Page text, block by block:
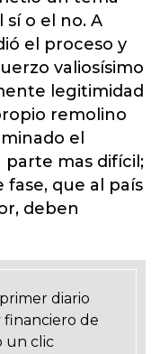
o el no. A
el proceso y
valiosísimo
legitimidad
remolino
el
parte mas difícil;
fase, que al país
deben
diario
financiero de
un clic